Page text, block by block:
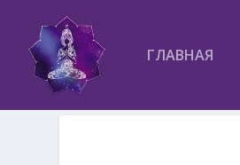
ГЛАВНАЯ